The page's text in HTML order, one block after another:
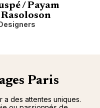
/ Payam
Paris
a des attentes uniques.